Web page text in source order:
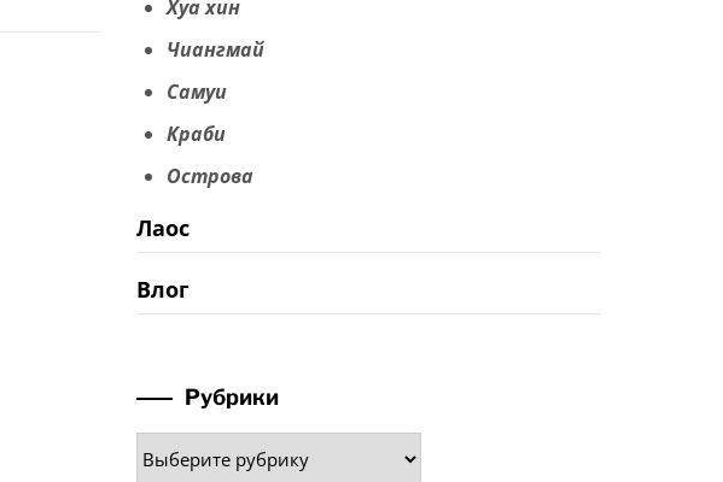
Хуа хин
Чиангмай
Самуи
Краби
Острова
Лаос
Влог
Рубрики
Рубрики